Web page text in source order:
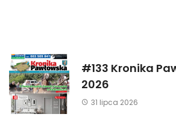
#133 Kronika
2026
31 lipca 2026